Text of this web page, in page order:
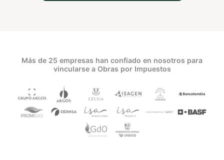
Más de 25 empresas han confiado en nosotros para
vincularse a Obras por Impuestos